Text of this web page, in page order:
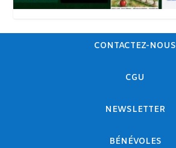
CONTACTEZ-NOUS
CGU
NEWSLETTER
BÉNÉVOLES